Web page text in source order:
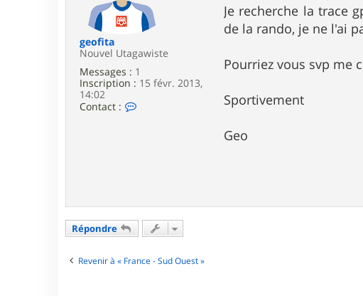
geofita
Nouvel Utagawiste
Messages : 1
Inscription : 15 févr. 2013,
14:02
Contact :
g
e
f
t
g
e
Je recherche la trace
de la rando, je ne l'ai
Pourriez vous svp me
Sportivement
Geo
Répondre
Revenir à « France - Sud Ouest »